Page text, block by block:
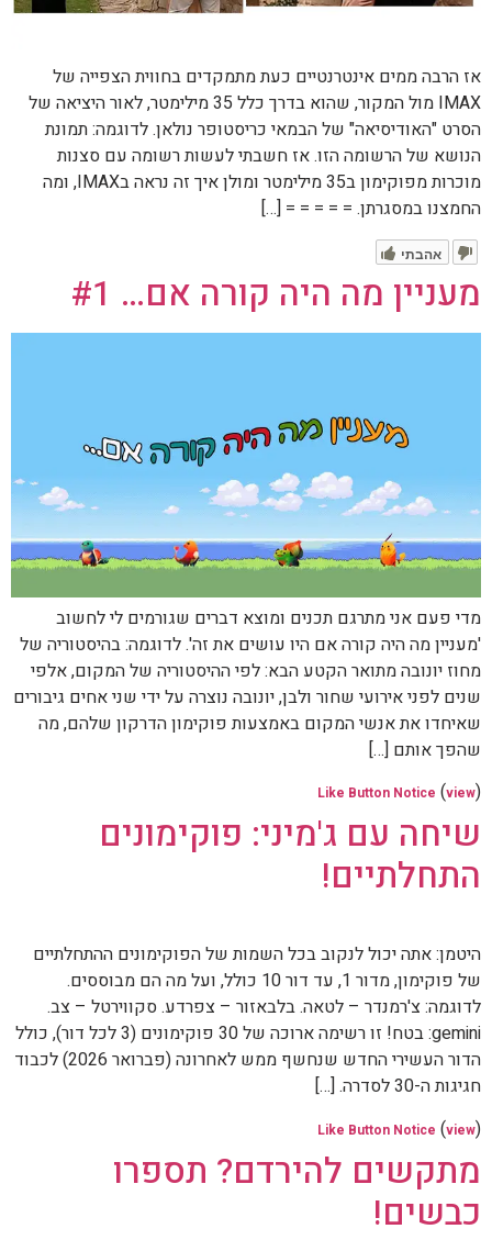
אז הרבה ממים אינטרנטיים כעת מתמקדים בחווית הצפייה של
IMAX מול המקור, שהוא בדרך כלל 35 מילימטר, לאור היציאה של
הסרט "האודיסיאה" של הבמאי כריסטופר נולאן. לדוגמה: תמונת
הנושא של הרשומה הזו. אז חשבתי לעשות רשומה עם סצנות
מוכרות מפוקימון ב35 מילימטר ומולן איך זה נראה בIMAX, ומה
החמצנו במסגרתן. = = = = = […]
אהבתי
מעניין מה היה קורה אם… #1
מדי פעם אני מתרגם תכנים ומוצא דברים שגורמים לי לחשוב
'מעניין מה היה קורה אם היו עושים את זה'. לדוגמה: בהיסטוריה של
מחוז יונובה מתואר הקטע הבא: לפי ההיסטוריה של המקום, אלפי
שנים לפני אירועי שחור ולבן, יונובה נוצרה על ידי שני אחים גיבורים
שאיחדו את אנשי המקום באמצעות פוקימון הדרקון שלהם, מה
שהפך אותם […]
Like Button Notice (view)
שיחה עם ג'מיני: פוקימונים
התחלתיים!
היטמן: אתה יכול לנקוב בכל השמות של הפוקימונים ההתחלתיים
של פוקימון, מדור 1, עד דור 10 כולל, ועל מה הם מבוססים.
לדוגמה: צ'רמנדר – לטאה. בלבאזור – צפרדע. סקווירטל – צב.
gemini: בטח! זו רשימה ארוכה של 30 פוקימונים (3 לכל דור), כולל
הדור העשירי החדש שנחשף ממש לאחרונה (פברואר 2026) לכבוד
חגיגות ה-30 לסדרה. […]
Like Button Notice (view)
מתקשים להירדם? תספרו
כבשים!